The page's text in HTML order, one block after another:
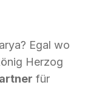
Egal wo
Herzog
für